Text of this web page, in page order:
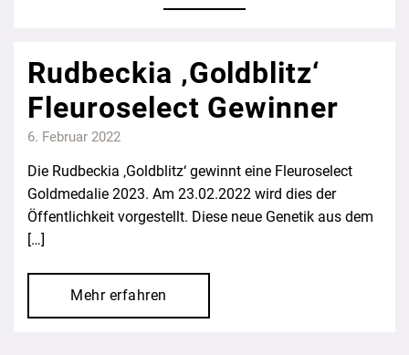
Rudbeckia ‚Goldblitz‘
Fleuroselect Gewinner
6. Februar 2022
Die Rudbeckia ‚Goldblitz‘ gewinnt eine Fleuroselect
Goldmedalie 2023. Am 23.02.2022 wird dies der
Öffentlichkeit vorgestellt. Diese neue Genetik aus dem
[…]
Mehr erfahren